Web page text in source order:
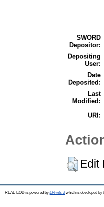
SWORD
Depositor:
Depositing
User:
Date
Deposited:
Last
Modified:
URI:
Edit
REAL-EOD is powered by EPrints 3which is developed by